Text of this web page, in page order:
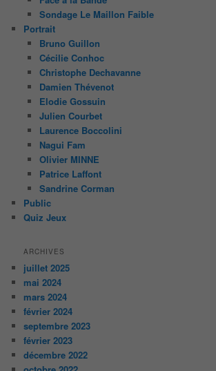
Sondage Le Maillon Faible
Portrait
Bruno Guillon
Cécilie Conhoc
Christophe Dechavanne
Damien Thévenot
Elodie Gossuin
Julien Courbet
Laurence Boccolini
Nagui Fam
Olivier MINNE
Patrice Laffont
Sandrine Corman
Public
Quiz Jeux
ARCHIVES
juillet 2025
mai 2024
mars 2024
février 2024
septembre 2023
février 2023
décembre 2022